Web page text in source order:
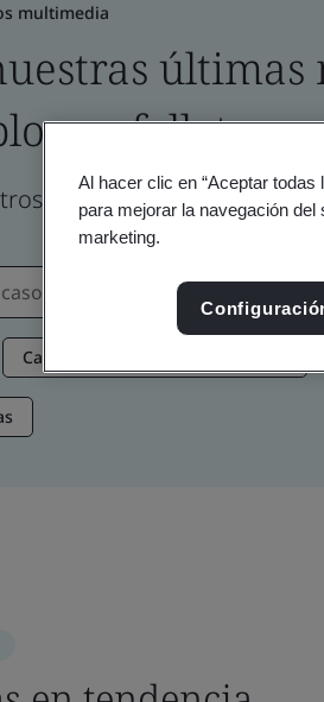
multimedia
últimas
y folletos
eventos, seminarios en
Cadena de suministro sostenible
Al hacer clic en “Aceptar
para mejorar la navegación
marketing.